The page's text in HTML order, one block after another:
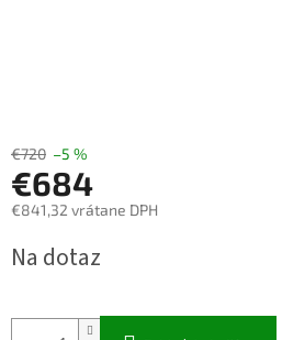
€720 –5 %
€684
€841,32 vrátane DPH
cena:
Na dotaz